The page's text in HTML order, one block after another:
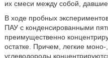
их смеси между собой, давшие
В ходе пробных
ПАУ с конденсированными
преимущественно
остатке. Причем, легкие
углеводороды